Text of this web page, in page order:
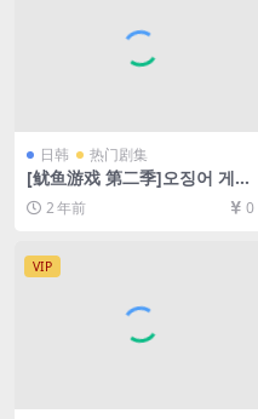
日韩 热门剧集
[鱿鱼游戏 第二季]오징어 게임
시즌 2 (2024)[百度网盘+夸克
网盘1080P超清未删减资源]
[网盘在线播放/下载][MP4/M
KV/16GB/47GB][官方中字]
2 年前 0
VIP